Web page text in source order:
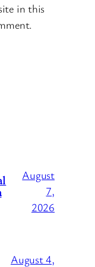
in this
August
7,
2026
August 4,